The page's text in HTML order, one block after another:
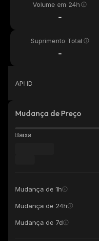
Volume em 24h
-
Suprimento Total
-
API ID
Mudança de Preço
Baixa
Mudança de 1h
Mudança de 24h
Mudança de 7d